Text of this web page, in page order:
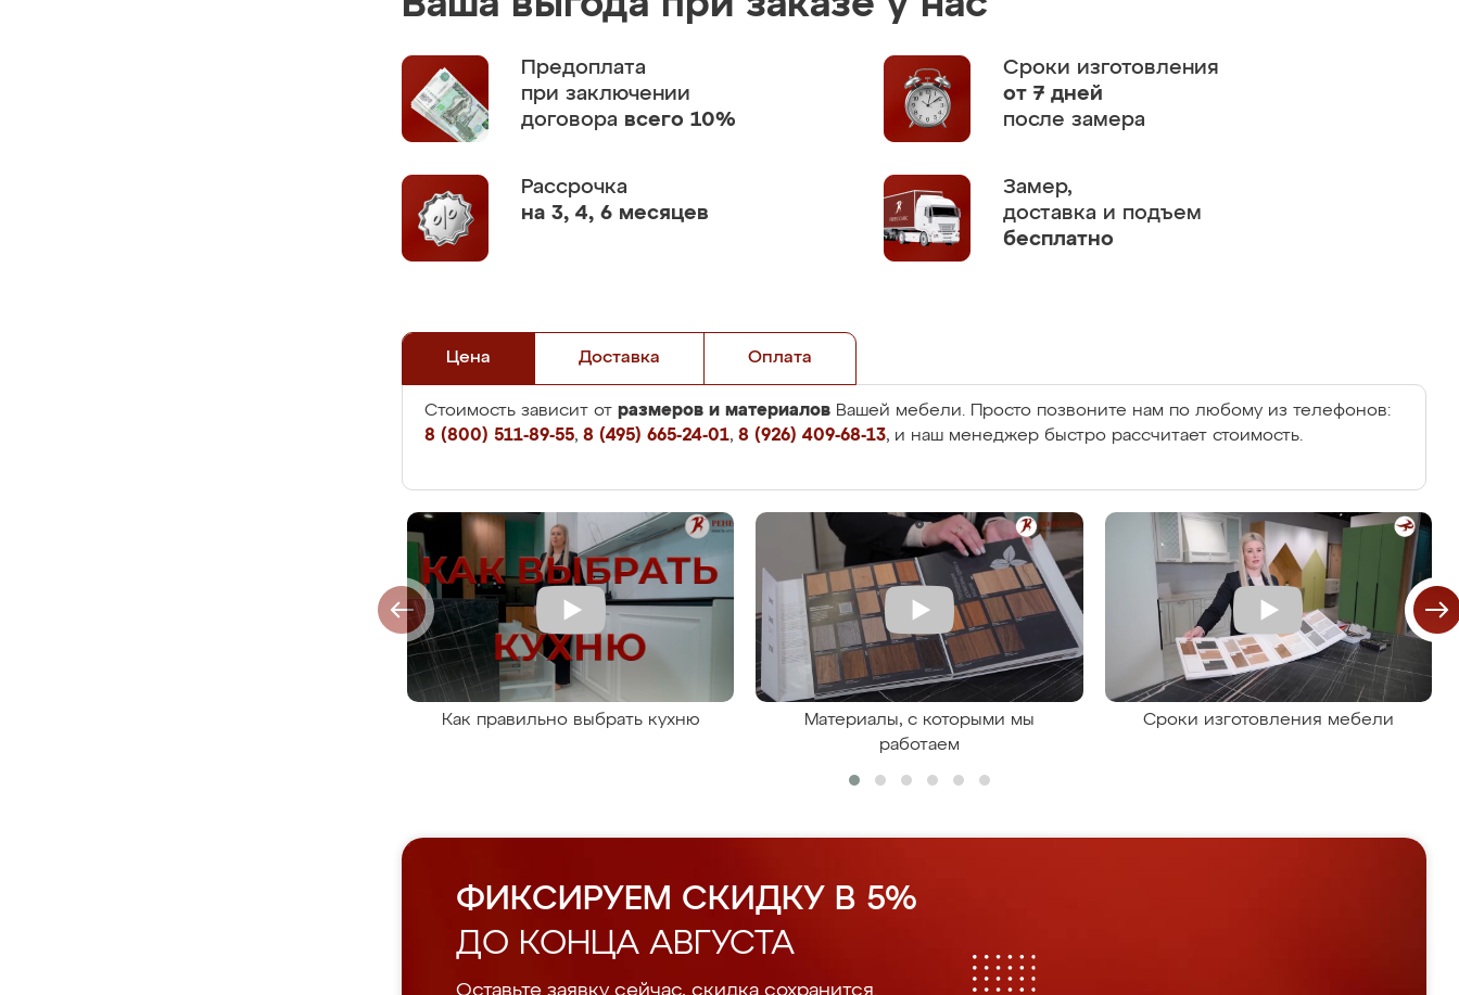
Предоплата
при заключении
договора всего 10%
Сроки изготовления
от 7 дней
после замера
Рассрочка
на 3, 4, 6 месяцев
Замер,
доставка и подъем
бесплатно
Цена Доставка Оплата
Стоимость зависит от размеров и материалов Вашей мебели. Просто позвоните нам по любому из телефонов:
8 (800) 511-89-55, 8 (495) 665-24-01, 8 (926) 409-68-13, и наш менеджер быстро рассчитает стоимость.
Как правильно выбрать кухню
Материалы, с которыми мы
работаем
Сроки изготовления мебели
ФИКСИРУЕМ СКИДКУ В 5%
ДО КОНЦА АВГУСТА
Оставьте заявку сейчас, скидка сохранится.